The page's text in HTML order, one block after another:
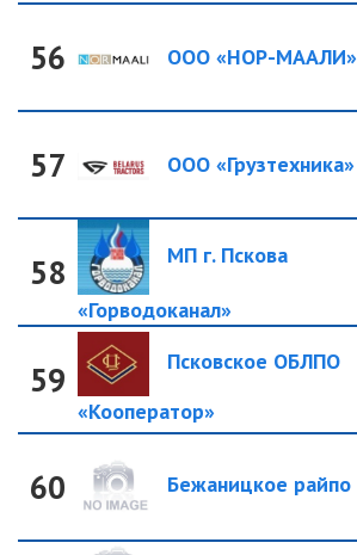
56 ООО «НОР-МААЛИ»
57 ООО «Грузтехника»
58 МП г. Пскова
«Горводоканал»
59
Псковское ОБЛПО
«Кооператор»
60 Бежаницкое райпо